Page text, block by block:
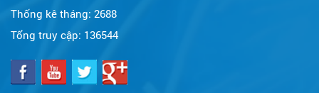
Thống kê tháng: 2688
Tổng truy cập: 136544